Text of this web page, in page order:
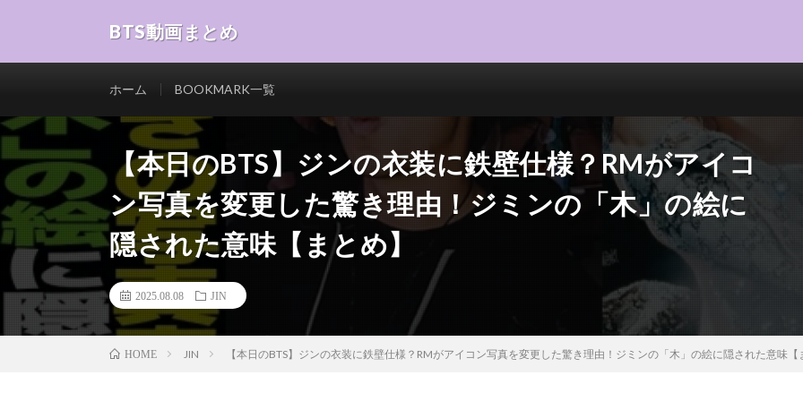
BTS動画まとめ
ホーム BOOKMARK一覧
【本日のBTS】ジンの衣装に鉄壁仕様？RMがアイコ
ン写真を変更した驚き理由！ジミンの「木」の絵に
隠された意味【まとめ】
2025.08.08 JIN
HOME JIN 【本日のBTS】ジンの衣装に鉄壁仕様？RMがアイコン写真を変更した驚き理由！ジミンの「木」の絵に隠された意味【